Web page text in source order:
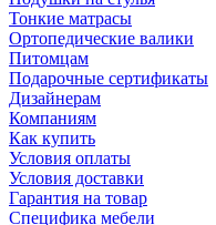
Тонкие матрасы
Ортопедические валики
Питомцам
Подарочные сертификаты
Дизайнерам
Компаниям
Как купить
Условия оплаты
Условия доставки
Гарантия на товар
Специфика мебели